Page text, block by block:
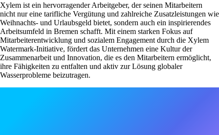
Xylem ist ein hervorragender Arbeitgeber, der seinen Mitarbeitern
nicht nur eine tarifliche Vergütung und zahlreiche Zusatzleistungen wie
Weihnachts- und Urlaubsgeld bietet, sondern auch ein inspirierendes
Arbeitsumfeld in Bremen schafft. Mit einem starken Fokus auf
Mitarbeiterentwicklung und sozialem Engagement durch die Xylem
Watermark-Initiative, fördert das Unternehmen eine Kultur der
Zusammenarbeit und Innovation, die es den Mitarbeitern ermöglicht,
ihre Fähigkeiten zu entfalten und aktiv zur Lösung globaler
Wasserprobleme beizutragen.